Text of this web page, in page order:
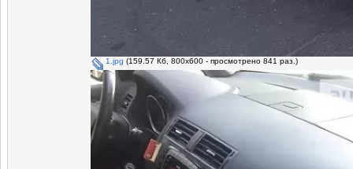
1.jpg (159.57 Кб, 800x600 - просмотрено 841 раз.)